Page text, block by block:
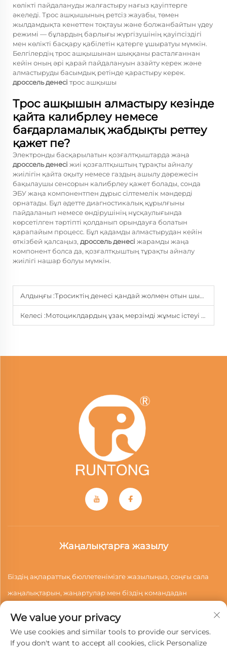
көлікті пайдалануды жалғастыру нағыз қауіптерге
әкеледі. Трос ашқышының ретсіз жауабы, төмен
жылдамдықта кенеттен тоқтауы және болжанбайтын үдеу
режимі — бұлардың барлығы жүргізушінің қауіпсіздігі
мен көлікті басқару қабілетін қатерге ұшыратуы мүмкін.
Белгілердің трос ашқышынан шыққаны расталғаннан
кейін оның әрі қарай пайдалануын азайту керек және
алмастыруды басымдық ретінде қарастыру керек.
дроссель денесі трос ашқышы
Трос ашқышын алмастыру кезінде
қайта калибрлеу немесе
бағдарламалық жабдықты реттеу
қажет пе?
Электронды басқарылатын қозғалтқыштарда жаңа
дроссель денесі жиі қозғалтқыштың тұрақты айналу
жиілігін қайта оқыту немесе газдың ашылу дәрежесін
бақылаушы сенсорын калибрлеу қажет болады, сонда
ЭБУ жаңа компонентпен дұрыс сілтемелік мәндерді
орнатады. Бұл әдетте диагностикалық құрылғыны
пайдаланып немесе өндірушінің нұсқаулығында
көрсетілген тәртіпті қолданып орындауға болатын
қарапайым процесс. Бұл қадамды алмастырудан кейін
өткізбей қалсаңыз, дроссель денесі жарамды жаңа
компонент болса да, қозғалтқыштың тұрақты айналу
жиілігі нашар болуы мүмкін.
Алдыңғы :Тросиктің денесі қандай жолмен отын шығыны мен қуатқа әсер етеді?
Келесі :Мотоциклдардың ұзақ мерзімді жұмыс істеуі үшін жоғары сапалы газ табағы құрылғылары неге маңызды?
Жаңалықтарға жазылу
Біздің ақпараттық бюллетенімізге жазылыңыз, соңғы сала
жаңалықтарын, жаңартулар мен біздің командадан
Жазылу
We value your privacy
We use cookies and similar tools to provide our services.
If you don't want to accept all cookies, click Personalize